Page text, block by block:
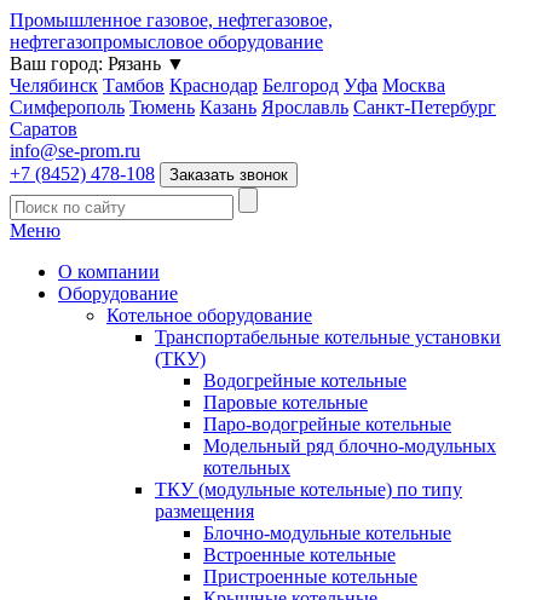
Промышленное газовое, нефтегазовое,
нефтегазопромысловое оборудование
Ваш город: Рязань ▼
Челябинск Тамбов Краснодар Белгород Уфа Москва
Симферополь Тюмень Казань Ярославль Санкт-Петербург
Саратов
info@se-prom.ru
+7 (8452) 478-108
Заказать звонок
Меню
О компании
Оборудование
Котельное оборудование
Транспортабельные котельные установки
(ТКУ)
Водогрейные котельные
Паровые котельные
Паро-водогрейные котельные
Модельный ряд блочно-модульных
котельных
ТКУ (модульные котельные) по типу
размещения
Блочно-модульные котельные
Встроенные котельные
Пристроенные котельные